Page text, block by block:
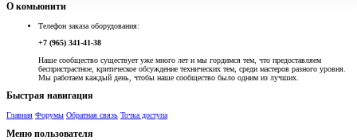
О комьюнити
Телефон заказа оборудования:
+7 (965) 341-41-38
Наше сообщество существует уже много лет и мы гордимся тем, что предоставляем
беспристрастное, критическое обсуждение технических тем, среди мастеров разного уровня.
Мы работаем каждый день, чтобы наше сообщество было одним из лучших.
Быстрая навигация
Главная Форумы Обратная связь Точка доступа
Меню пользователя